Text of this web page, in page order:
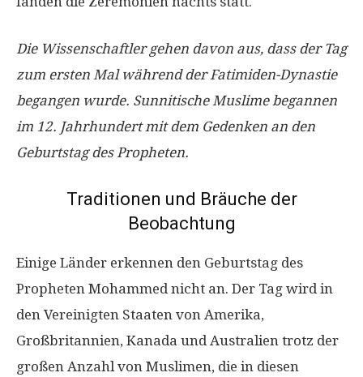
Die Wissenschaftler gehen davon aus, dass der Tag
zum ersten Mal während der Fatimiden-Dynastie
begangen wurde. Sunnitische Muslime begannen
im 12. Jahrhundert mit dem Gedenken an den
Geburtstag des Propheten.
Traditionen und Bräuche der
Beobachtung
Einige Länder erkennen den Geburtstag des
Propheten Mohammed nicht an. Der Tag wird in
den Vereinigten Staaten von Amerika,
Großbritannien, Kanada und Australien trotz der
großen Anzahl von Muslimen, die in diesen